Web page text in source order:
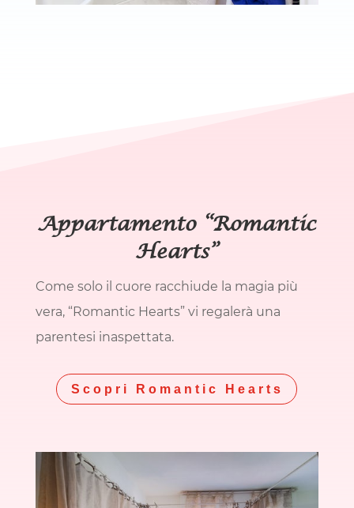
Appartamento “Romantic
Hearts”
Come solo il cuore racchiude la magia più
vera, “Romantic Hearts” vi regalerà una
parentesi inaspettata.
Scopri Romantic Hearts